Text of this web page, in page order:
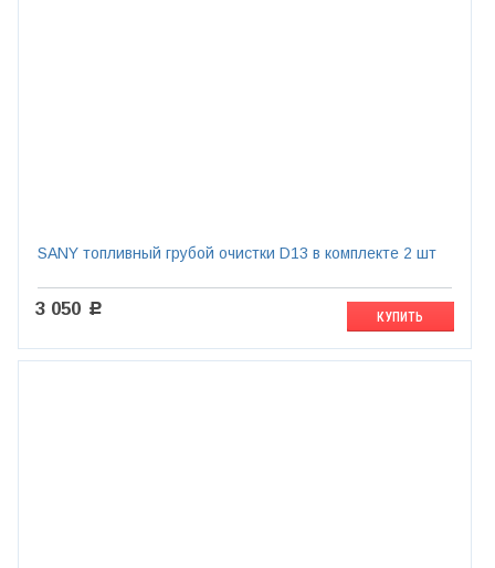
SANY топливный грубой очистки D13 в комплекте 2 шт
3 050 c
КУПИТЬ